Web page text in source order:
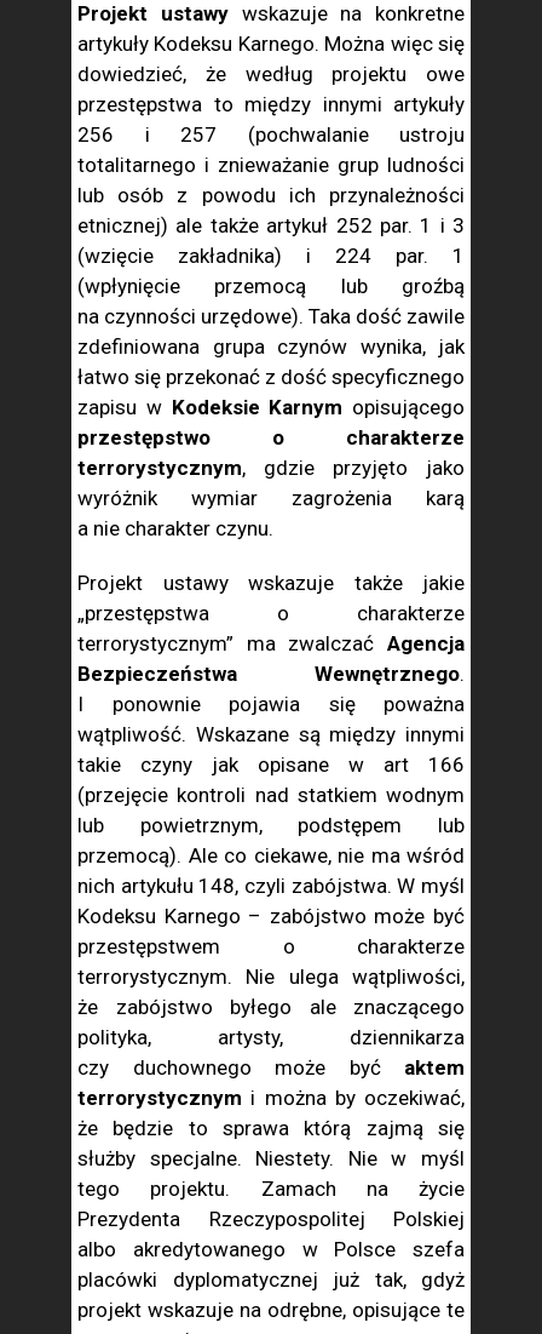
Projekt ustawywskazuje na konkretne
artykuły Kodeksu Karnego. Można więc się
dowiedzieć, że według projektu owe
przestępstwa to między innymi artykuły
256 i 257 (pochwalanie ustroju
totalitarnego i znieważanie grup ludności
lub osób z powodu ich przynależności
etnicznej) ale także artykuł 252 par. 1 i 3
(wzięcie zakładnika) i 224 par. 1
(wpłynięcie przemocą lub groźbą
na czynności urzędowe). Taka dość zawile
zdefiniowana grupa czynów wynika, jak
łatwo się przekonać z dość specyficznego
zapisu w Kodeksie Karnym opisującego
przestępstwo o charakterze
terrorystycznym, gdzie przyjęto jako
wyróżnik wymiar zagrożenia karą
a nie charakter czynu.
Projekt ustawy wskazuje także jakie
„przestępstwa o charakterze
terrorystycznym” ma zwalczać Agencja
Bezpieczeństwa Wewnętrznego.
I ponownie pojawia się poważna
wątpliwość. Wskazane są między innymi
takie czyny jak opisane w art 166
(przejęcie kontroli nad statkiem wodnym
lub powietrznym, podstępem lub
przemocą). Ale co ciekawe, nie ma wśród
nich artykułu 148, czyli zabójstwa. W myśl
Kodeksu Karnego – zabójstwo może być
przestępstwem o charakterze
terrorystycznym. Nie ulega wątpliwości,
że zabójstwo byłego ale znaczącego
polityka, artysty, dziennikarza
czy duchownego może być aktem
terrorystycznym i można by oczekiwać,
że będzie to sprawa którą zajmą się
służby specjalne. Niestety. Nie w myśl
tego projektu. Zamach na życie
Prezydenta Rzeczypospolitej Polskiej
albo akredytowanego w Polsce szefa
placówki dyplomatycznej już tak, gdyż
projekt wskazuje na odrębne, opisujące te